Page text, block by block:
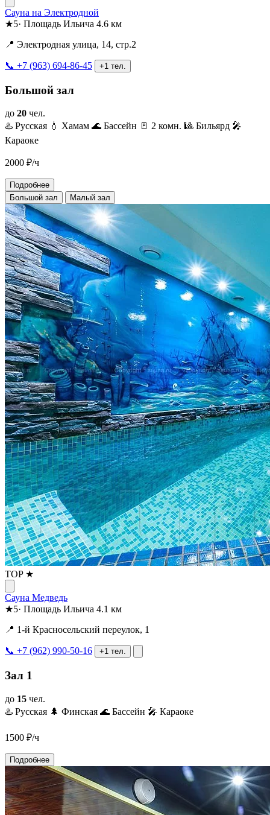
Сауна на Электродной
★5· Площадь Ильича 4.6 км
📍 Электродная улица, 14, стр.2
📞 +7 (963) 694-86-45 +1 тел.
Большой зал
до 20 чел.
♨️ Русская 💧 Хамам 🌊 Бассейн 🚪 2 комн. 🎱 Бильярд 🎤
Караоке
2000 ₽/ч
Подробнее
Большой зал
Малый зал
TOP ★
Сауна Медведь
★5· Площадь Ильича 4.1 км
📍 1-й Красносельский переулок, 1
📞 +7 (962) 990-50-16 +1 тел.
Зал 1
до 15 чел.
♨️ Русская 🌲 Финская 🌊 Бассейн 🎤 Караоке
1500 ₽/ч
Подробнее